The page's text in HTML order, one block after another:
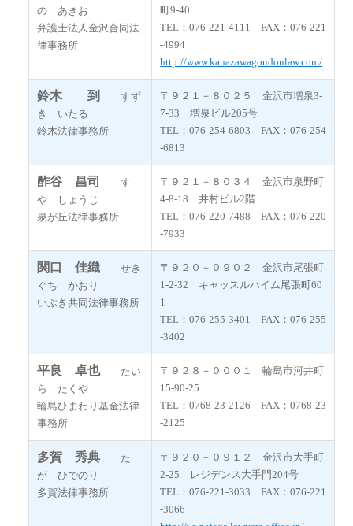
の あきお
弁護士法人金沢合同法
律事務所
町9-40
TEL：076-221-4111 FAX：076-221
-4994
http://www.kanazawagoudoulaw.com/
鈴木 到
すず
き いたる
鈴木法律事務所
〒９２１－８０２５ 金沢市増泉3-
7-33 増泉ビル205号
TEL：076-254-6803 FAX：076-254
-6813
酢谷 昌司
す
や しょうじ
泉が丘法律事務所
〒９２１－８０３４ 金沢市泉野町
4‐8-18 井村ビル2階
TEL：076-220-7488 FAX：076-220
-7933
関口 佳織 せき
ぐち かおり
いぶき共同法律事務所
〒９２０－０９０２ 金沢市尾張町
1-2-32 キャッスルハイム尾張町60
1
TEL：076-255-3401 FAX：076-255
-3402
平良 卓也たい
ら たくや
輪島ひまわり基金法律
事務所
〒９２８－０００１ 輪島市河井町
15-90-25
TEL：0768-23-2126 FAX：0768-23
-2125
多賀 秀典 た
が ひでのり
多賀法律事務所
〒９２０－０９１２ 金沢市大手町
2-25 レジデンス大手門204号
TEL：076-221-3033 FAX：076-221
-3066